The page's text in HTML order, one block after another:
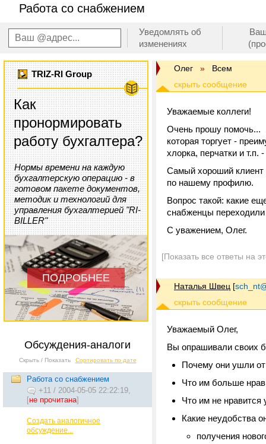
Работа со снабжением
Уведомлять об
изменениях
TRIZ-RI Group
Как
пронормировать
работу бухгалтера?
Нормы времени на каждую
бухгалтерскую операцию - в
готовом пакете документов,
методик и технологий для
управления бухгалтерией "RI-
BILLER"
ПОДРОБНЕЕ
Обсуждения-аналоги
Скрыть / Показать Сортировать по дате
Работа со снабжением
+11 / 2004-05-05 22:22:19,
[не прочитана]
Создать аналогичное
обсуждение...
Олег » Всем
Уважаемые коллеги!
Очень прошу помочь...
которая торгует -
хлорка, перчатки и
Самый хороший клиент
по нашему профилю.
Вопрос такой: какие
снабженцы
С уважением, Олег.
[Показать все ответы на
Наталья Швец [
Уважаемый Олег,
Вы опрашивали своих
Почему они ушли
Что им больше
Что им не нравится
Какие неудобства
получения